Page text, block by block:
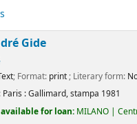
Gide
; Format: print; Literary form:
Paris :Gallimard,stampa 1981
for loan: MILANO |